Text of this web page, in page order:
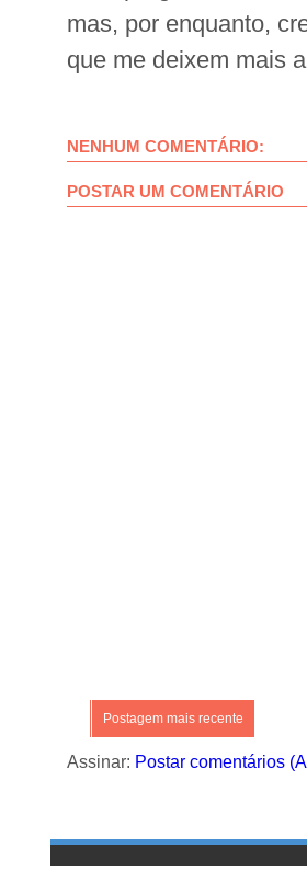
mas, por enquanto,
que me deixem mais
NENHUM COMENTÁRIO:
POSTAR UM COMENTÁRIO
Postagem mais recente
Assinar: Postar comentários